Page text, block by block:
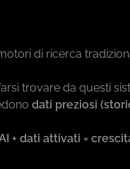
di ricerca
trovare da questi
dati preziosi
+ dati attivati =